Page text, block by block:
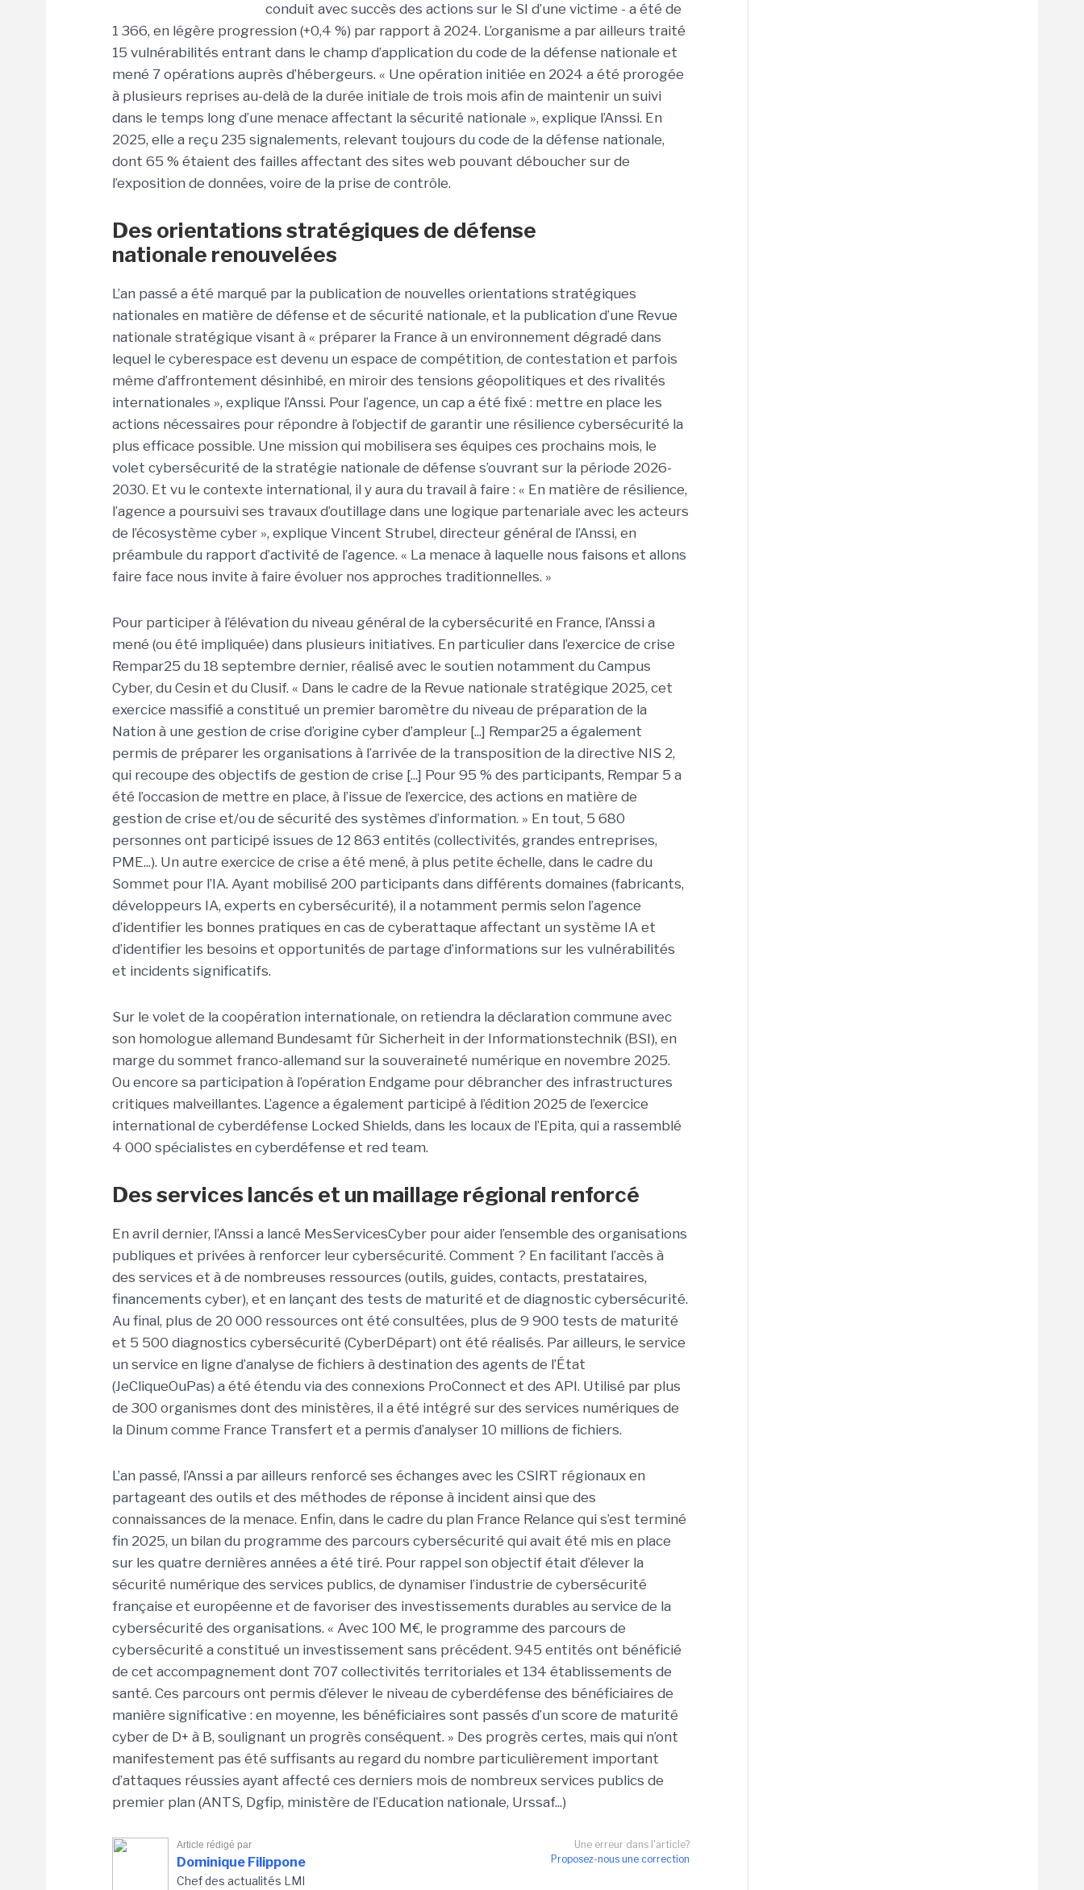
conduit avec succès des actions sur le SI d’une victime - a été de
1 366, en légère progression (+0,4 %) par rapport à 2024. L’organisme a par ailleurs traité
15 vulnérabilités entrant dans le champ d’application du code de la défense nationale et
mené 7 opérations auprès d’hébergeurs. « Une opération initiée en 2024 a été prorogée
à plusieurs reprises au-delà de la durée initiale de trois mois afin de maintenir un suivi
dans le temps long d’une menace affectant la sécurité nationale », explique l’Anssi. En
2025, elle a reçu 235 signalements, relevant toujours du code de la défense nationale,
dont 65 % étaient des failles affectant des sites web pouvant déboucher sur de
l’exposition de données, voire de la prise de contrôle.
Des orientations stratégiques de défense
nationale renouvelées
L’an passé a été marqué par la publication de nouvelles orientations stratégiques
nationales en matière de défense et de sécurité nationale, et la publication d’une Revue
nationale stratégique visant à « préparer la France à un environnement dégradé dans
lequel le cyberespace est devenu un espace de compétition, de contestation et parfois
même d’affrontement désinhibé, en miroir des tensions géopolitiques et des rivalités
internationales », explique l’Anssi. Pour l’agence, un cap a été fixé : mettre en place les
actions nécessaires pour répondre à l’objectif de garantir une résilience cybersécurité la
plus efficace possible. Une mission qui mobilisera ses équipes ces prochains mois, le
volet cybersécurité de la stratégie nationale de défense s’ouvrant sur la période 2026-
2030. Et vu le contexte international, il y aura du travail à faire : « En matière de résilience,
l’agence a poursuivi ses travaux d’outillage dans une logique partenariale avec les acteurs
de l’écosystème cyber », explique Vincent Strubel, directeur général de l’Anssi, en
préambule du rapport d’activité de l’agence. « La menace à laquelle nous faisons et allons
faire face nous invite à faire évoluer nos approches traditionnelles. »
Pour participer à l’élévation du niveau général de la cybersécurité en France, l’Anssi a
mené (ou été impliquée) dans plusieurs initiatives. En particulier dans l’exercice de crise
Rempar25 du 18 septembre dernier, réalisé avec le soutien notamment du Campus
Cyber, du Cesin et du Clusif. « Dans le cadre de la Revue nationale stratégique 2025, cet
exercice massifié a constitué un premier baromètre du niveau de préparation de la
Nation à une gestion de crise d’origine cyber d’ampleur [...] Rempar25 a également
permis de préparer les organisations à l’arrivée de la transposition de la directive NIS 2,
qui recoupe des objectifs de gestion de crise [...] Pour 95 % des participants, Rempar 5 a
été l’occasion de mettre en place, à l’issue de l’exercice, des actions en matière de
gestion de crise et/ou de sécurité des systèmes d’information. » En tout, 5 680
personnes ont participé issues de 12 863 entités (collectivités, grandes entreprises,
PME...). Un autre exercice de crise a été mené, à plus petite échelle, dans le cadre du
Sommet pour l’IA. Ayant mobilisé 200 participants dans différents domaines (fabricants,
développeurs IA, experts en cybersécurité), il a notamment permis selon l’agence
d’identifier les bonnes pratiques en cas de cyberattaque affectant un système IA et
d’identifier les besoins et opportunités de partage d’informations sur les vulnérabilités
et incidents significatifs.
Sur le volet de la coopération internationale, on retiendra la déclaration commune avec
son homologue allemand Bundesamt für Sicherheit in der Informationstechnik (BSI), en
marge du sommet franco-allemand sur la souveraineté numérique en novembre 2025.
Ou encore sa participation à l’opération Endgame pour débrancher des infrastructures
critiques malveillantes. L’agence a également participé à l’édition 2025 de l’exercice
international de cyberdéfense Locked Shields, dans les locaux de l’Epita, qui a rassemblé
4 000 spécialistes en cyberdéfense et red team.
Des services lancés et un maillage régional renforcé
En avril dernier, l’Anssi a lancé MesServicesCyber pour aider l’ensemble des organisations
publiques et privées à renforcer leur cybersécurité. Comment ? En facilitant l’accès à
des services et à de nombreuses ressources (outils, guides, contacts, prestataires,
financements cyber), et en lançant des tests de maturité et de diagnostic cybersécurité.
Au final, plus de 20 000 ressources ont été consultées, plus de 9 900 tests de maturité
et 5 500 diagnostics cybersécurité (CyberDépart) ont été réalisés. Par ailleurs, le service
un service en ligne d’analyse de fichiers à destination des agents de l’État
(JeCliqueOuPas) a été étendu via des connexions ProConnect et des API. Utilisé par plus
de 300 organismes dont des ministères, il a été intégré sur des services numériques de
la Dinum comme France Transfert et a permis d’analyser 10 millions de fichiers.
L’an passé, l’Anssi a par ailleurs renforcé ses échanges avec les CSIRT régionaux en
partageant des outils et des méthodes de réponse à incident ainsi que des
connaissances de la menace. Enfin, dans le cadre du plan France Relance qui s’est terminé
fin 2025, un bilan du programme des parcours cybersécurité qui avait été mis en place
sur les quatre dernières années a été tiré. Pour rappel son objectif était d’élever la
sécurité numérique des services publics, de dynamiser l’industrie de cybersécurité
française et européenne et de favoriser des investissements durables au service de la
cybersécurité des organisations. « Avec 100 M€, le programme des parcours de
cybersécurité a constitué un investissement sans précédent. 945 entités ont bénéficié
de cet accompagnement dont 707 collectivités territoriales et 134 établissements de
santé. Ces parcours ont permis d’élever le niveau de cyberdéfense des bénéficiaires de
manière significative : en moyenne, les bénéficiaires sont passés d’un score de maturité
cyber de D+ à B, soulignant un progrès conséquent. » Des progrès certes, mais qui n’ont
manifestement pas été suffisants au regard du nombre particulièrement important
d’attaques réussies ayant affecté ces derniers mois de nombreux services publics de
premier plan (ANTS, Dgfip, ministère de l’Education nationale, Urssaf...)
Une erreur dans l'article?
Proposez-nous une correction
Article rédigé par
Dominique Filippone
Chef des actualités LMI